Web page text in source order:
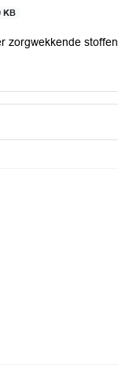
KB
zorgwekkende stoffen